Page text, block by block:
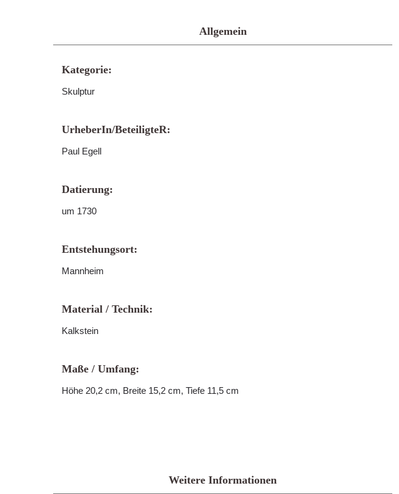
Allgemein
Kategorie:
Skulptur
UrheberIn/BeteiligteR:
Paul Egell
Datierung:
um 1730
Entstehungsort:
Mannheim
Material / Technik:
Kalkstein
Maße / Umfang:
Höhe 20,2 cm, Breite 15,2 cm, Tiefe 11,5 cm
Weitere Informationen